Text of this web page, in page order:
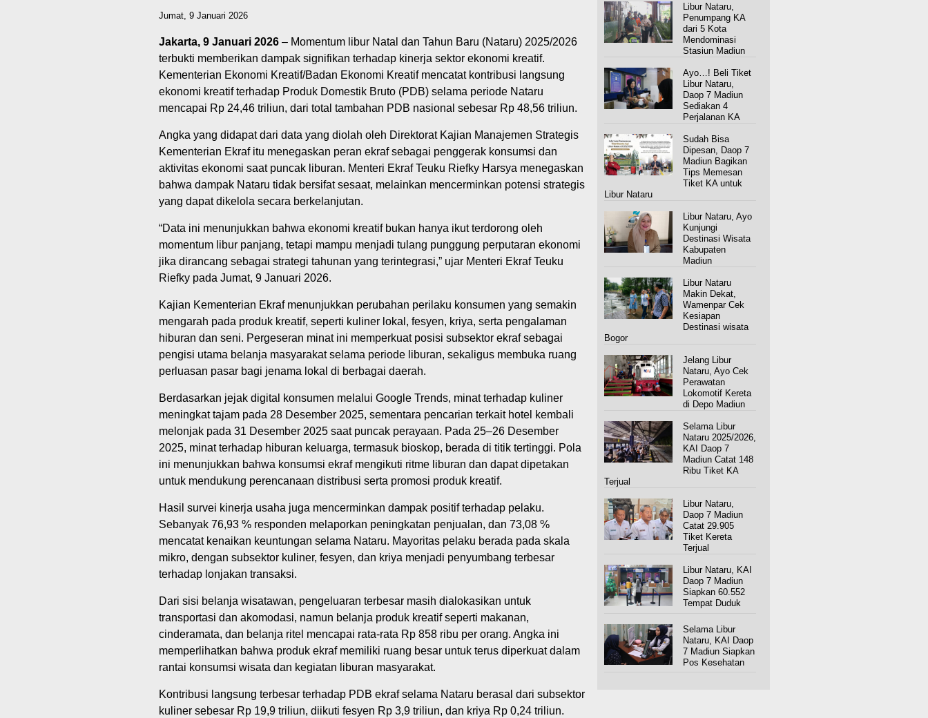
Jumat, 9 Januari 2026
Jakarta, 9 Januari 2026– Momentum libur Natal dan Tahun Baru (Nataru) 2025/2026
terbukti memberikan dampak signifikan terhadap kinerja sektor ekonomi kreatif.
Kementerian Ekonomi Kreatif/Badan Ekonomi Kreatif mencatat kontribusi langsung
ekonomi kreatif terhadap Produk Domestik Bruto (PDB) selama periode Nataru
mencapai Rp 24,46 triliun, dari total tambahan PDB nasional sebesar Rp 48,56 triliun.
Angka yang didapat dari data yang diolah oleh Direktorat Kajian Manajemen Strategis
Kementerian Ekraf itu menegaskan peran ekraf sebagai penggerak konsumsi dan
aktivitas ekonomi saat puncak liburan. Menteri Ekraf Teuku Riefky Harsya menegaskan
bahwa dampak Nataru tidak bersifat sesaat, melainkan mencerminkan potensi strategis
yang dapat dikelola secara berkelanjutan.
“Data ini menunjukkan bahwa ekonomi kreatif bukan hanya ikut terdorong oleh
momentum libur panjang, tetapi mampu menjadi tulang punggung perputaran ekonomi
jika dirancang sebagai strategi tahunan yang terintegrasi,” ujar Menteri Ekraf Teuku
Riefky pada Jumat, 9 Januari 2026.
Kajian Kementerian Ekraf menunjukkan perubahan perilaku konsumen yang semakin
mengarah pada produk kreatif, seperti kuliner lokal, fesyen, kriya, serta pengalaman
hiburan dan seni. Pergeseran minat ini memperkuat posisi subsektor ekraf sebagai
pengisi utama belanja masyarakat selama periode liburan, sekaligus membuka ruang
perluasan pasar bagi jenama lokal di berbagai daerah.
Berdasarkan jejak digital konsumen melalui Google Trends, minat terhadap kuliner
meningkat tajam pada 28 Desember 2025, sementara pencarian terkait hotel kembali
melonjak pada 31 Desember 2025 saat puncak perayaan. Pada 25–26 Desember
2025, minat terhadap hiburan keluarga, termasuk bioskop, berada di titik tertinggi. Pola
ini menunjukkan bahwa konsumsi ekraf mengikuti ritme liburan dan dapat dipetakan
untuk mendukung perencanaan distribusi serta promosi produk kreatif.
Hasil survei kinerja usaha juga mencerminkan dampak positif terhadap pelaku.
Sebanyak 76,93 % responden melaporkan peningkatan penjualan, dan 73,08 %
mencatat kenaikan keuntungan selama Nataru. Mayoritas pelaku berada pada skala
mikro, dengan subsektor kuliner, fesyen, dan kriya menjadi penyumbang terbesar
terhadap lonjakan transaksi.
Dari sisi belanja wisatawan, pengeluaran terbesar masih dialokasikan untuk
transportasi dan akomodasi, namun belanja produk kreatif seperti makanan,
cinderamata, dan belanja ritel mencapai rata-rata Rp 858 ribu per orang. Angka ini
memperlihatkan bahwa produk ekraf memiliki ruang besar untuk terus diperkuat dalam
rantai konsumsi wisata dan kegiatan liburan masyarakat.
Kontribusi langsung terbesar terhadap PDB ekraf selama Nataru berasal dari subsektor
kuliner sebesar Rp 19,9 triliun, diikuti fesyen Rp 3,9 triliun, dan kriya Rp 0,24 triliun.
Libur Nataru,
Penumpang KA
dari 5 Kota
Mendominasi
Stasiun Madiun
Ayo…! Beli Tiket
Libur Nataru,
Daop 7 Madiun
Sediakan 4
Perjalanan KA
Sudah Bisa
Dipesan, Daop 7
Madiun Bagikan
Tips Memesan
Tiket KA untuk
Libur Nataru
Libur Nataru, Ayo
Kunjungi
Destinasi Wisata
Kabupaten
Madiun
Libur Nataru
Makin Dekat,
Wamenpar Cek
Kesiapan
Destinasi wisata
Bogor
Jelang Libur
Nataru, Ayo Cek
Perawatan
Lokomotif Kereta
di Depo Madiun
Selama Libur
Nataru 2025/2026,
KAI Daop 7
Madiun Catat 148
Ribu Tiket KA
Terjual
Libur Nataru,
Daop 7 Madiun
Catat 29.905
Tiket Kereta
Terjual
Libur Nataru, KAI
Daop 7 Madiun
Siapkan 60.552
Tempat Duduk
Selama Libur
Nataru, KAI Daop
7 Madiun Siapkan
Pos Kesehatan